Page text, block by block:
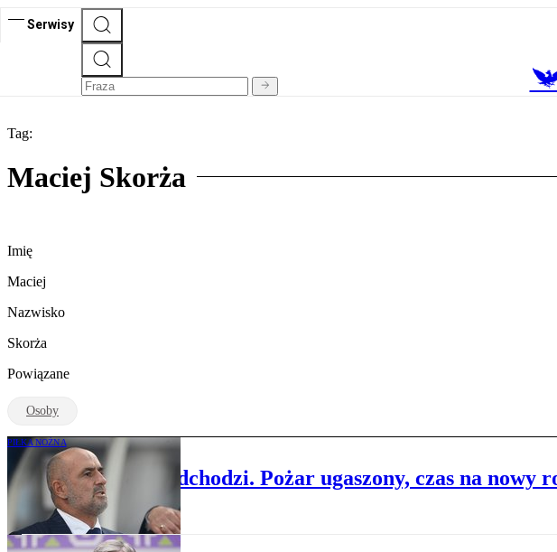
Serwisy
Tag:
Maciej Skorża
Imię
Maciej
Nazwisko
Skorża
Powiązane
Osoby
PIŁKA NOŻNA
Michał Probierz odchodzi. Pożar ugaszony, czas na nowy
PIŁKA NOŻNA